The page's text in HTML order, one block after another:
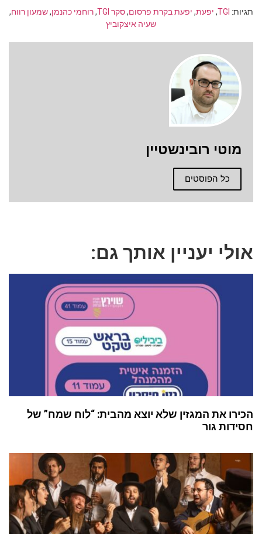
תגיות: TGI
, יפעת, יפעת בקרת פרסום,סקר TGI ,רוחמי כהנמן,שמעון רווח,
שעיה איצקוביץ
מוטי רובינשטיין
כל הפוסטים
אולי יעניין אותך גם:
הכירו את המגזין שלא יוצא מהבית: “לוח שמח” של
חסידות גור